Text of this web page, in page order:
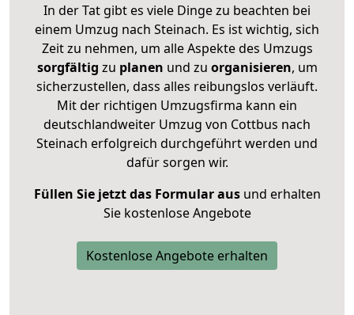
In der Tat gibt es viele Dinge zu beachten bei
einem Umzug nach Steinach. Es ist wichtig, sich
Zeit zu nehmen, um alle Aspekte des Umzugs
sorgfältig zu planen und zu organisieren, um
sicherzustellen, dass alles reibungslos verläuft.
Mit der richtigen Umzugsfirma kann ein
deutschlandweiter Umzug von Cottbus nach
Steinach erfolgreich durchgeführt werden und
dafür sorgen wir.
Füllen Sie jetzt das Formular ausund erhalten
Sie kostenlose Angebote
Kostenlose Angebote erhalten